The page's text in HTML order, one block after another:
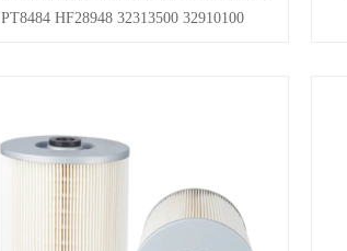
PT8484 HF28948 32313500 32910100